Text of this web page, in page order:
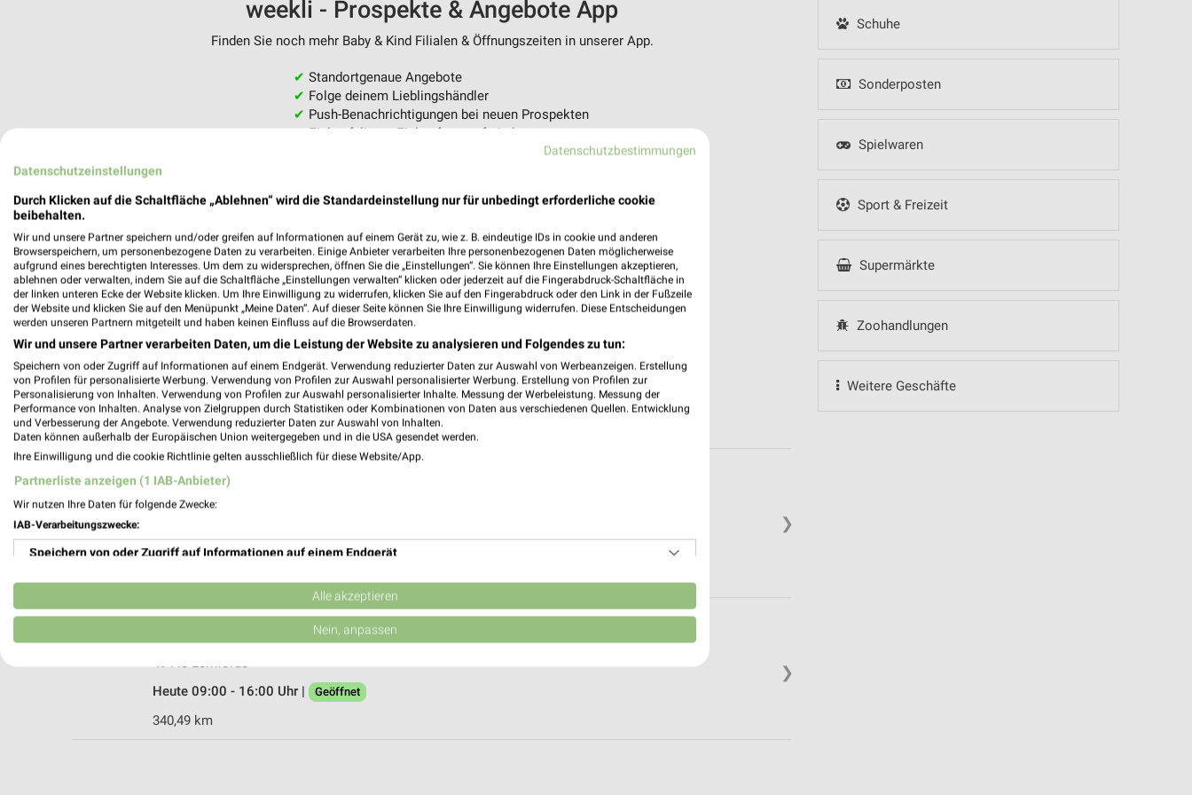
Schuhe
Sonderposten
Spielwaren
Sport & Freizeit
Supermärkte
Zoohandlungen
Weitere Geschäfte
weekli - Prospekte & Angebote App
Finden Sie noch mehr Baby & Kind Filialen & Öffnungszeiten in unserer App.
✔ Standortgenaue Angebote
✔ Folge deinem Lieblingshändler
✔ Push-Benachrichtigungen bei neuen Prospekten
✔Einkaufsliste - Einkauf stressfrei planen
❯
Rossmann Bad Essen
49152 Bad Essen
Heute 08:00 - 20:00 Uhr | Geöffnet
❯
Burgstraße 2
49448 Lemförde
Heute 09:00 - 16:00 Uhr |
Geöffnet
340,49 km
Datenschutzbestimmungen
Datenschutzeinstellungen
Durch Klicken auf die Schaltfläche „Ablehnen“ wird die Standardeinstellung nur für unbedingt erforderliche cookie
beibehalten.
Wir und unsere Partner speichern und/oder greifen auf Informationen auf einem Gerät zu, wie z. B. eindeutige IDs in cookie und anderen
Browserspeichern, um personenbezogene Daten zu verarbeiten. Einige Anbieter verarbeiten Ihre personenbezogenen Daten möglicherweise
aufgrund eines berechtigten Interesses. Um dem zu widersprechen, öffnen Sie die „Einstellungen“. Sie können Ihre Einstellungen akzeptieren,
ablehnen oder verwalten, indem Sie auf die Schaltfläche „Einstellungen verwalten“ klicken oder jederzeit auf die Fingerabdruck-Schaltfläche in
der linken unteren Ecke der Website klicken. Um Ihre Einwilligung zu widerrufen, klicken Sie auf den Fingerabdruck oder den Link in der Fußzeile
der Website und klicken Sie auf den Menüpunkt „Meine Daten“. Auf dieser Seite können Sie Ihre Einwilligung widerrufen. Diese Entscheidungen
werden unseren Partnern mitgeteilt und haben keinen Einfluss auf die Browserdaten.
Wir und unsere Partner verarbeiten Daten, um die Leistung der Website zu analysieren und Folgendes zu tun:
Speichern von oder Zugriff auf Informationen auf einem Endgerät. Verwendung reduzierter Daten zur Auswahl von Werbeanzeigen. Erstellung
von Profilen für personalisierte Werbung. Verwendung von Profilen zur Auswahl personalisierter Werbung. Erstellung von Profilen zur
Personalisierung von Inhalten. Verwendung von Profilen zur Auswahl personalisierter Inhalte. Messung der Werbeleistung. Messung der
Performance von Inhalten. Analyse von Zielgruppen durch Statistiken oder Kombinationen von Daten aus verschiedenen Quellen. Entwicklung
und Verbesserung der Angebote. Verwendung reduzierter Daten zur Auswahl von Inhalten.
Daten können außerhalb der Europäischen Union weitergegeben und in die USA gesendet werden.
Ihre Einwilligung und die cookie Richtlinie gelten ausschließlich für diese Website/App.
Partnerliste anzeigen (1 IAB-Anbieter)
Wir nutzen Ihre Daten für folgende Zwecke:
IAB-Verarbeitungszwecke:
Speichern von oder Zugriff auf Informationen auf einem Endgerät
Verwendung reduzierter Daten zur Auswahl von Werbeanzeigen
Erstellung von Profilen für personalisierte Werbung
Erstellung von Profilen zur Personalisierung von Inhalten
Alle akzeptieren
Nein, anpassen